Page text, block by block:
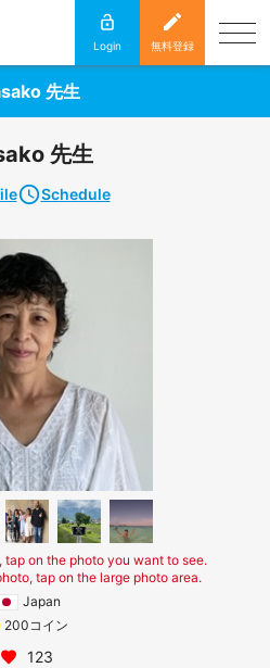
Login 無料登録
先生
先生
Schedule
on the photo you want to see.
tap on the large photo area.
Japan
200コイン
123